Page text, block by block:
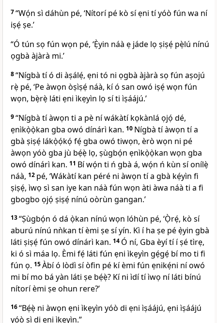
7“Wọ́n sì dáhùn pé, ‘Nítorí pé kò sí ẹni tí yóò fún wa ní
iṣẹ́ ṣe.’
“Ó tún sọ fún wọn pé, ‘Ẹ̀yin náà ẹ jáde lọ ṣiṣẹ́ pẹ̀lú nínú
ọgbà àjàrà mi.’
8“Nígbà tí ó di àṣálẹ́, ẹni tó ni ọgbà àjàrà sọ fún aṣojú
rẹ̀ pé, ‘Pe àwọn òṣìṣẹ́ náà, kí ó san owó iṣẹ́ wọn fún
wọn, bẹ̀rẹ̀ láti ẹni ìkẹyìn lọ sí ti ìṣáájú.’
9“Nígbà tí àwọn ti a pè ní wákàtí kọkànlá ọjọ́ dé,
ẹnìkọ̀ọ̀kan gba owó dínárì kan. 10 Nígbà tí àwọn tí a
gbà ṣiṣẹ́ lákọ̀ọ́kọ́ fẹ́ gba owó tiwọn, èrò wọn ni pé
àwọn yóò gba jù bẹ́ẹ̀ lọ, ṣùgbọ́n ẹnìkọ̀ọ̀kan wọn gba
owó dínárì kan. 11 Bí wọ́n ti ń gbà á, wọ́n ń kùn sí onílẹ̀
náà, 12 pé, ‘Wákàtí kan péré ni àwọn tí a gbà kẹ́yìn fi
ṣiṣẹ́, ìwọ sì san iye kan náà fún wọn àti àwa náà ti a fi
gbogbo ọjọ́ ṣiṣẹ́ nínú oòrùn gangan.’
13“Ṣùgbọ́n ó dá ọ̀kan nínú wọn lóhùn pé, ‘Ọ̀rẹ́, kò sí
aburú nínú nǹkan tí èmi ṣe sí yín. Kì í ha ṣe pé ẹ̀yin gbà
láti ṣiṣẹ́ fún owó dínárì kan. 14 Ó ní, Gba èyí tí í ṣé tìrẹ,
ki ó sì máa lọ. Èmi fẹ́ láti fún ẹni ìkẹyìn gẹ́gẹ́ bí mo ti fi
fún ọ. 15Àbí ó lòdì sí òfin pé kí èmi fún ẹnikẹ́ni ní owó
mi bí mo bá yàn láti ṣe bẹ́ẹ̀? Kí ni ìdí tí ìwọ ní láti bínú
nítorí èmi ṣe ohun rere?’
16“Bẹ́ẹ̀ ni àwọn ẹni ìkẹyìn yóò di ẹni ìṣáájú, ẹni ìṣáájú
yóò sì di ẹni ìkẹyìn.”